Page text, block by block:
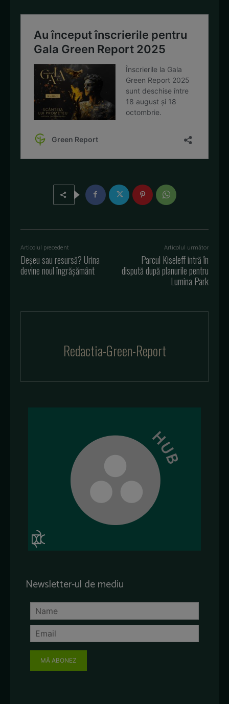
Articolul precedent
Deșeu sau resursă? Urina
devine noul îngrășământ
Articolul următor
Parcul Kiseleff intră în
dispută după planurile pentru
Lumina Park
Redactia-Green-Report
Newsletter-ul de mediu
MĂ ABONEZ